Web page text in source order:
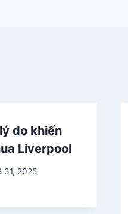
do khiến
Liverpool
31, 2025